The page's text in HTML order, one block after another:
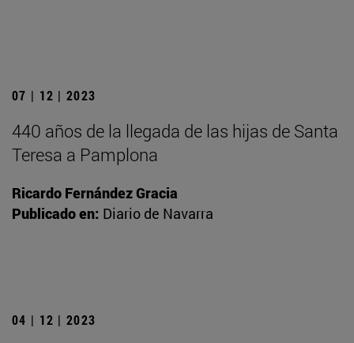
07 | 12 | 2023
440 años de la llegada de las hijas de Santa
Teresa a Pamplona
Ricardo Fernández Gracia
Publicado en: Diario de Navarra
04 | 12 | 2023